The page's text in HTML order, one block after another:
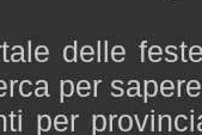
delle
per
per